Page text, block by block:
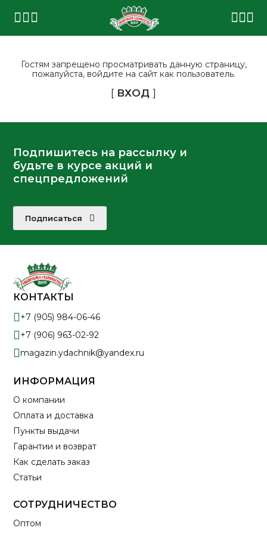
Гостям запрещено просматривать данную страницу,
пожалуйста, войдите на сайт как пользователь.
[ ВХОД ]
Подпишитесь на рассылку и
будьте в курсе акций и
спецпредложений
Подписаться
КОНТАКТЫ
+7 (905) 984-06-46
+7 (906) 963-02-92
magazin.ydachnik@yandex.ru
ИНФОРМАЦИЯ
О компании
Оплата и доставка
Пункты выдачи
Гарантии и возврат
Как сделать заказ
Статьи
СОТРУДНИЧЕСТВО
Оптом